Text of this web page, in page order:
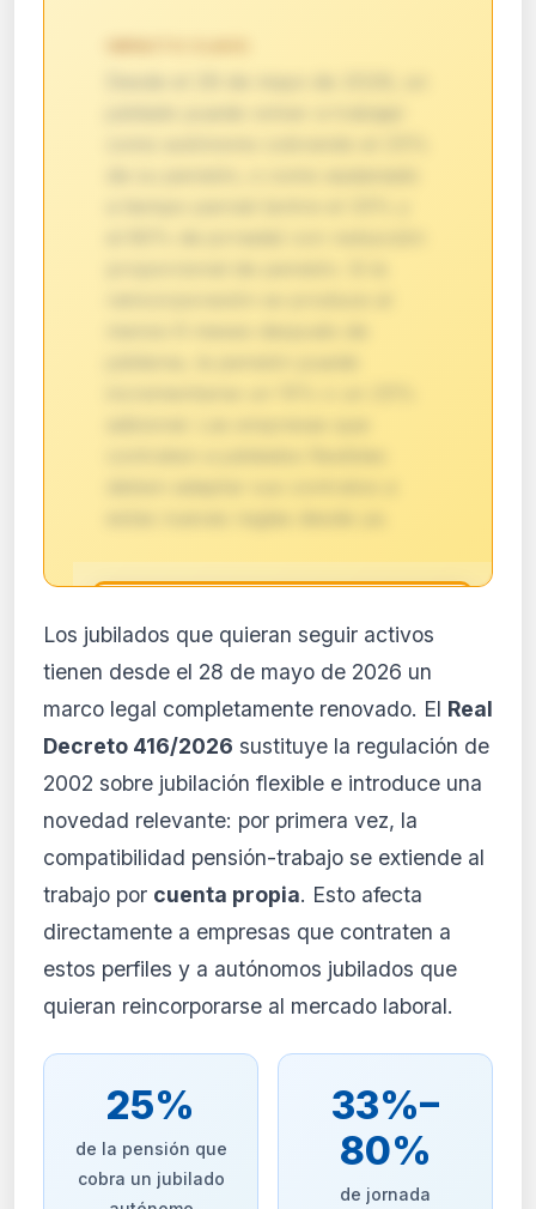
🔒
Análisis de impacto reservado
para suscriptores
El análisis detallado del impacto de esta
normativa está disponible con los planes
completo y recibe alertas personalizadas.
Ver planes
Crear mi cuenta
Desde 9,99 €/mes · Cancela cuando quieras
Los jubilados que quieran seguir activos
tienen desde el 28 de mayo de 2026 un
marco legal completamente renovado. El Real
Decreto 416/2026 sustituye la regulación de
2002 sobre jubilación flexible e introduce una
novedad relevante: por primera vez, la
compatibilidad pensión-trabajo se extiende al
trabajo por cuenta propia. Esto afecta
directamente a empresas que contraten a
estos perfiles y a autónomos jubilados que
quieran reincorporarse al mercado laboral.
25%
de la pensión que
cobra un jubilado
33%–
80%
de jornada